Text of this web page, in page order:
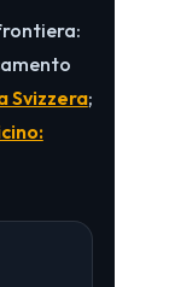
Svizzera;